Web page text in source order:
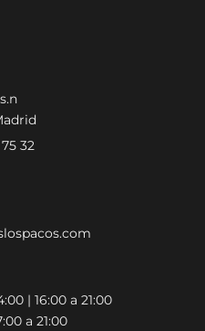
32
| 16:00 a 21:00
a 21:00